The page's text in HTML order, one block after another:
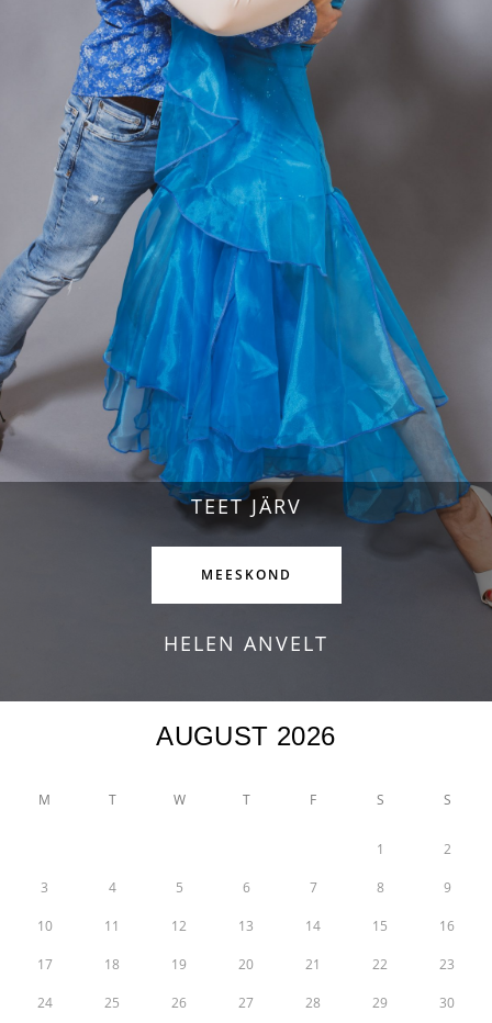
TEET JÄRV
MEESKOND
HELEN ANVELT
AUGUST 2026
M T W T F S S
1 2
3 4 5 6 7 8 9
10 11 12 13 14 15 16
17 18 19 20 21 22 23
24 25 26 27 28 29 30